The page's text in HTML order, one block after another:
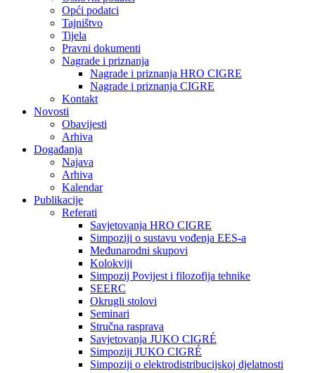
Opći podatci
Tajništvo
Tijela
Pravni dokumenti
Nagrade i priznanja
Nagrade i priznanja HRO CIGRE
Nagrade i priznanja CIGRE
Kontakt
Novosti
Obavijesti
Arhiva
Događanja
Najava
Arhiva
Kalendar
Publikacije
Referati
Savjetovanja HRO CIGRE
Simpoziji o sustavu vođenja EES-a
Međunarodni skupovi
Kolokviji​
Simpozij Povijest i filozofija tehnike
SEERC
Okrugli stolovi
Seminari​
Stručna rasprava​
Savjetovanja JUKO CIGRÉ
Simpoziji JUKO CIGRÉ
Simpoziji o elektrodistribucijskoj djelatnosti